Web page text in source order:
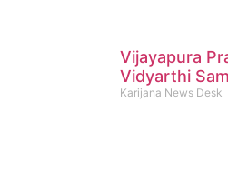
Vijayapura
Vidyarthi
Karijana News Desk